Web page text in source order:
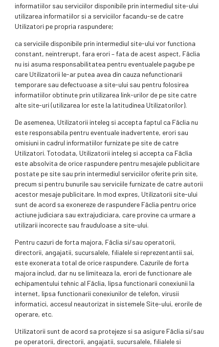
informatiilor sau serviciilor disponibile prin intermediul site-ului
utilizarea informatiilor si a serviciilor facandu-se de catre
Utilizatori pe propria raspundere;
ca serviciile disponibile prin intermediul site-ului vor functiona
constant, neintrerupt, fara erori – fata de acest aspect, Făclia
nu isi asuma responsabilitatea pentru eventualele pagube pe
care Utilizatorii le-ar putea avea din cauza nefunctionarii
temporare sau defectuoase a site-ului sau pentru folosirea
informatiilor obtinute prin utilizarea link-urilor de pe site catre
alte site-uri (utilizarea lor este la latitudinea Utilizatorilor).
De asemenea, Utilizatorii inteleg si accepta faptul ca Făclia nu
este responsabila pentru eventuale inadvertente, erori sau
omisiuni in cadrul informatiilor furnizate pe site de catre
Utilizatori. Totodata, Utilizatorii inteleg si accepta ca Făclia
este absolvita de orice raspundere pentru mesajele publicitare
postate pe site sau prin intermediul serviciilor oferite prin site,
precum si pentru bunurile sau serviciile furnizate de catre autorii
acestor mesaje publicitare. In mod expres, Utilizatorii site-ului
sunt de acord sa exonereze de raspundere Făclia pentru orice
actiune judiciara sau extrajudiciara, care provine ca urmare a
utilizarii incorecte sau frauduloase a site-ului.
Pentru cazuri de forta majora, Făclia si/sau operatorii,
directorii, angajatii, sucursalele, filialele si reprezentantii sai,
este exonerata total de orice raspundere. Cazurile de forta
majora includ, dar nu se limiteaza la, erori de functionare ale
echipamentului tehnic al Făclia, lipsa functionarii conexiunii la
internet, lipsa functionarii conexiunilor de telefon, virusii
informatici, accesul neautorizat in sistemele Site-ului, erorile de
operare, etc.
Utilizatorii sunt de acord sa protejeze si sa asigure Făclia si/sau
pe operatorii, directorii, angajatii, sucursalele, filialele si